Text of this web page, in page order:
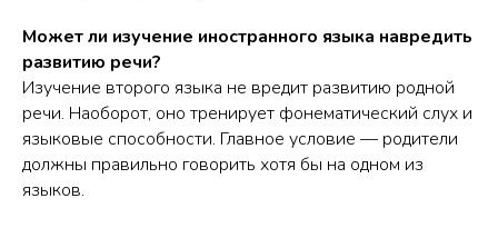
Может ли изучение иностранного языка навредить
развитию речи?
Изучение второго языка не вредит развитию родной
речи. Наоборот, оно тренирует фонематический слух и
языковые способности. Главное условие — родители
должны правильно говорить хотя бы на одном из
языков.